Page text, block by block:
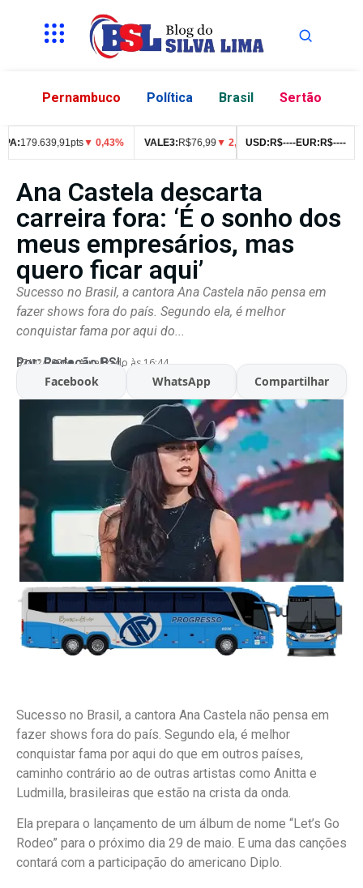
Pernambuco Política Brasil Sertão
179.639,91pts▼ 0,43% VALE3:R$76,99▼ 2,49% ITUB4:R$42,05▼
USD: R$----EUR: R$----
Ana Castela descarta
carreira fora: ‘É o sonho dos
meus empresários, mas
quero ficar aqui’
Sucesso no Brasil, a cantora Ana Castela não pensa em
fazer shows fora do país. Segundo ela, é melhor
conquistar fama por aqui do...
Por:Redação BSL
07/02/2026 Atualizado às 16:44
Facebook WhatsApp Compartilhar
Sucesso no Brasil, a cantora Ana Castela não pensa em
fazer shows fora do país. Segundo ela, é melhor
conquistar fama por aqui do que em outros países,
caminho contrário ao de outras artistas como Anitta e
Ludmilla, brasileiras que estão na crista da onda.
Ela prepara o lançamento de um álbum de nome “Let’s Go
Rodeo” para o próximo dia 29 de maio. E uma das canções
contará com a participação do americano Diplo.